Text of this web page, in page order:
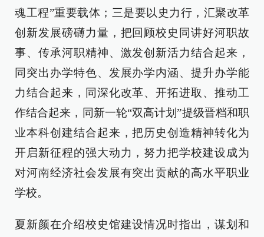
魂工程”重要载体；三是要以史力行，汇聚改革
创新发展磅礴力量，把回顾校史同讲好河职故
事、传承河职精神、激发创新活力结合起来，
同突出办学特色、发展办学内涵、提升办学能
力结合起来，同深化改革、开拓进取、推动工
作结合起来，同新一轮“双高计划”提级晋档和职
业本科创建结合起来，把历史创造精神转化为
开启新征程的强大动力，努力把学校建设成为
对河南经济社会发展有突出贡献的高水平职业
学校。
夏新颜在介绍校史馆建设情况时指出，谋划和